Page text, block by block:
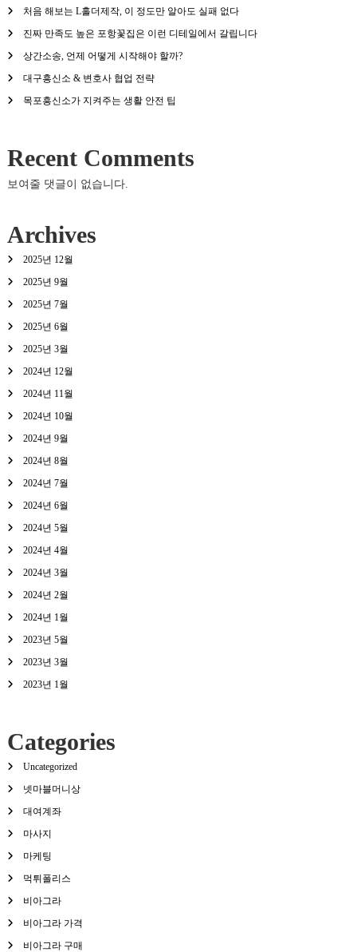
처음 해보는 L홀더제작, 이 정도만 알아도 실패 없다
진짜 만족도 높은 포항꽃집은 이런 디테일에서 갈립니다
상간소송, 언제 어떻게 시작해야 할까?
대구흥신소 & 변호사 협업 전략
목포흥신소가 지켜주는 생활 안전 팁
Recent Comments
보여줄 댓글이 없습니다.
Archives
2025년 12월
2025년 9월
2025년 7월
2025년 6월
2025년 3월
2024년 12월
2024년 11월
2024년 10월
2024년 9월
2024년 8월
2024년 7월
2024년 6월
2024년 5월
2024년 4월
2024년 3월
2024년 2월
2024년 1월
2023년 5월
2023년 3월
2023년 1월
Categories
Uncategorized
넷마블머니상
대여계좌
마사지
마케팅
먹튀폴리스
비아그라
비아그라 가격
비아그라 구매